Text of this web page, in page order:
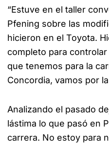
“Estuve en el taller
Pfening sobre las
hicieron en el Toyota.
completo para
que tenemos para la
Concordia, vamos por
Analizando el pasado
lástima lo que pasó en
carrera. No estoy para